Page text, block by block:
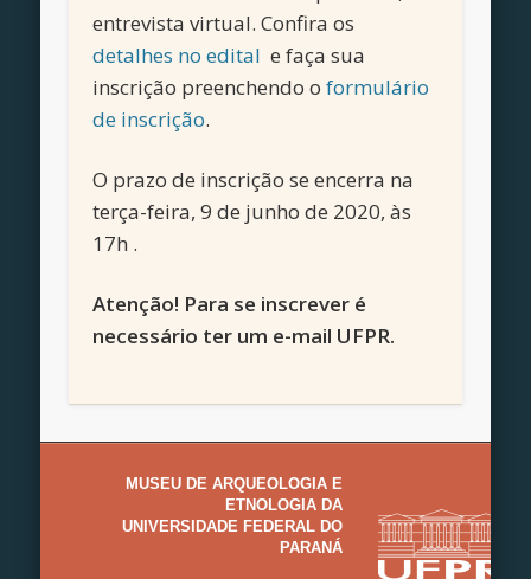
entrevista virtual. Confira os
detalhes no edital e faça sua
inscrição preenchendo oformulário
de inscrição.
O prazo de inscrição se encerra na
terça-feira, 9 de junho de 2020, às
17h .
Atenção! Para se inscrever é
necessário ter um e-mail UFPR.
MUSEU DE ARQUEOLOGIA E
ETNOLOGIA DA
UNIVERSIDADE FEDERAL DO
PARANÁ